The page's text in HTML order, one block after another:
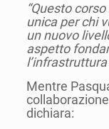
“Questo
unica per chi
un nuovo
aspetto
l’infrastruttura
Mentre
dichiara: